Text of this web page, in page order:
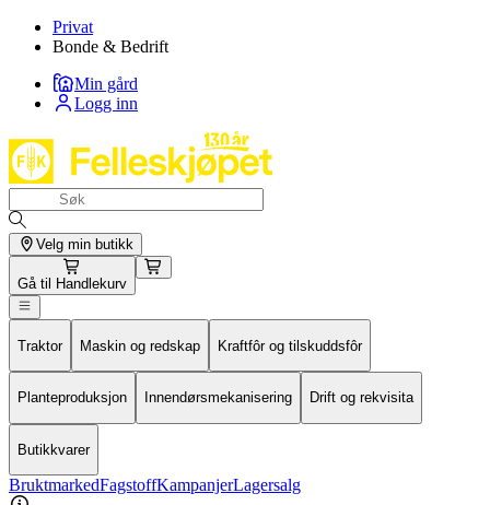
Privat
Bonde & Bedrift
Min gård
Logg inn
Velg min butikk
Gå til Handlekurv
Traktor Maskin og redskap Kraftfôr og tilskuddsfôr
Planteproduksjon Innendørsmekanisering Drift og rekvisita
Butikkvarer
BruktmarkedFagstoffKampanjerLagersalg